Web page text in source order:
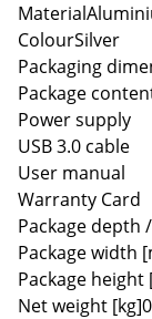
ColourSilver
Packaging
Package
Power supply
USB 3.0 cable
User manual
Warranty Card
Package depth
Package width
Package height
Net weight